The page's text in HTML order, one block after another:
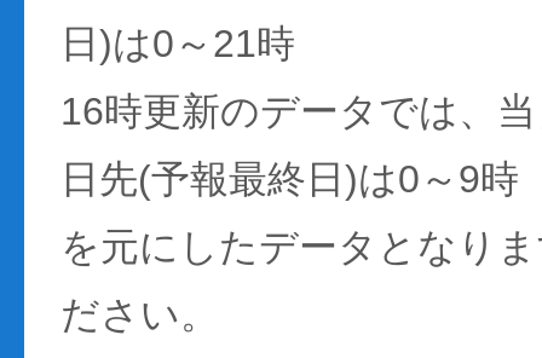
日)は0～21時
16時更新のデータでは、
日先(予報最終日)は0～9時
を元にしたデータとなり
ださい。